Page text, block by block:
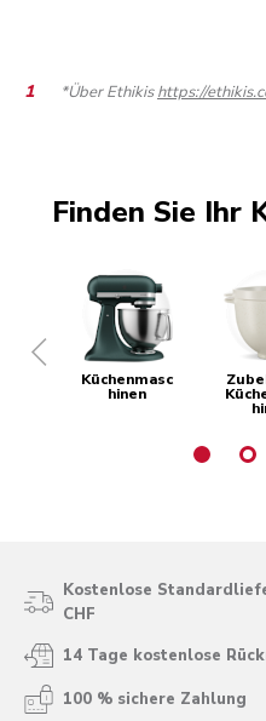
*Über Ethikishttps://
Finden Sie Ihr
Küchenmasc
hinen
Kostenlose
CHF
14 Tage kostenlose
100 % sichere Zahlung